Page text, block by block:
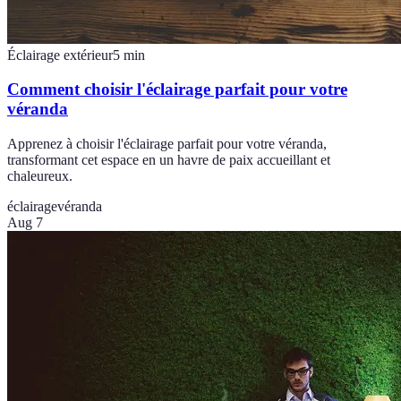
Éclairage extérieur5 min
Comment choisir l'éclairage parfait pour votre
véranda
Apprenez à choisir l'éclairage parfait pour votre véranda,
transformant cet espace en un havre de paix accueillant et
chaleureux.
éclairagevéranda
Aug 7